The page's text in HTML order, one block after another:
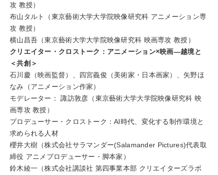
攻 教授）
布山タルト（東京藝術大学大学院映像研究科 アニメーション専
攻 教授）
横山昌吾（東京藝術大学大学院映像研究科 映画専攻 教授）
クリエイター・クロストーク：アニメーション×映画―越境と
＜共創＞
石川慶（映画監督）、四宮義俊（美術家・日本画家）、矢野ほ
なみ（アニメーション作家）
モデレーター： 諏訪敦彦（東京藝術大学大学院映像研究科 映
画専攻 教授）
プロデューサー・クロストーク：AI時代、変化する制作環境と
求められる人材
櫻井大樹（株式会社サラマンダー(Salamander Pictures)代表取
締役 アニメプロデューサー・脚本家）
鈴木綾一（株式会社講談社 第四事業本部 クリエイターズラボ